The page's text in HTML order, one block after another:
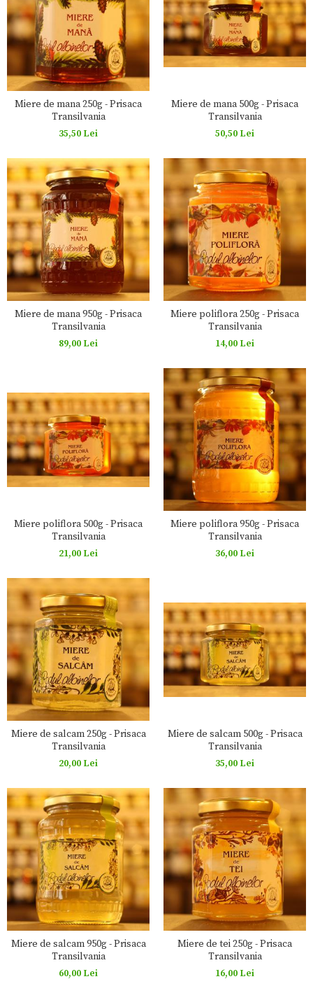
Miere de mana 250g - Prisaca
Transilvania
35,50 Lei
Miere de mana 500g - Prisaca
Transilvania
50,50 Lei
Miere de mana 950g - Prisaca
Transilvania
89,00 Lei
Miere poliflora 250g - Prisaca
Transilvania
14,00 Lei
Miere poliflora 500g - Prisaca
Transilvania
21,00 Lei
Miere poliflora 950g - Prisaca
Transilvania
36,00 Lei
Miere de salcam 250g - Prisaca
Transilvania
20,00 Lei
Miere de salcam 500g - Prisaca
Transilvania
35,00 Lei
Miere de salcam 950g - Prisaca
Transilvania
60,00 Lei
Miere de tei 250g - Prisaca
Transilvania
16,00 Lei